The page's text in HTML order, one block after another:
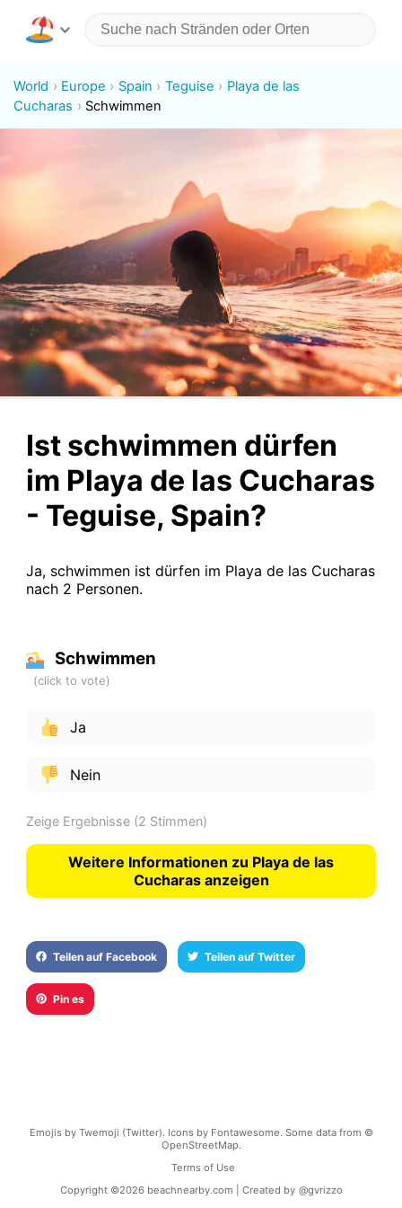
World Europe Spain Teguise
Playa de las
Cucharas
Schwimmen
Ist schwimmen dürfen
im Playa de las Cucharas
- Teguise, Spain?
Ja, schwimmen ist dürfen im Playa de las Cucharas
nach 2 Personen.
Schwimmen
Ja
Nein
Zeige Ergebnisse(2 Stimmen)
Weitere Informationen zu Playa de las
Cucharas anzeigen
Teilen auf Facebook Teilen auf Twitter
Pin es
Emojis by Twemoji (Twitter). Icons by Fontawesome. Some data from ©
OpenStreetMap.
Terms of Use
Copyright ©2026 beachnearby.com | Created by @gvrizzo